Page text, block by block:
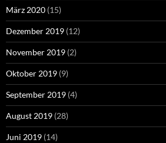
März 2020 (15)
Dezember 2019 (12)
November 2019 (2)
Oktober 2019 (9)
September 2019 (4)
August 2019 (28)
Juni 2019 (14)